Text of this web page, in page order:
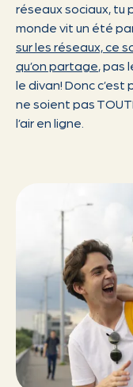
réseaux sociaux, tu
monde vit un été
sur les réseaux, ce
qu’on partage, pas
le divan! Donc
ne soient pas
l’air en ligne.